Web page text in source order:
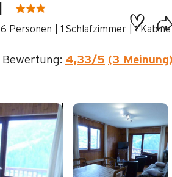
6 Personen 1 Schlafzimmer 1 Kabine
Bewertung: 4,33/5 (3